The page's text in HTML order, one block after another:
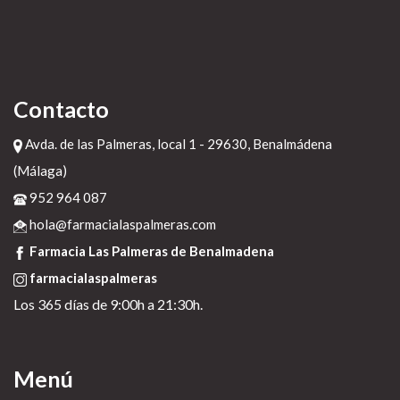
Contacto
Avda. de las Palmeras, local 1 - 29630, Benalmádena
(Málaga)
952 964 087
hola@farmacialaspalmeras.com
Farmacia Las Palmeras de Benalmadena
farmacialaspalmeras
Los 365 días de 9:00h a 21:30h.
Menú